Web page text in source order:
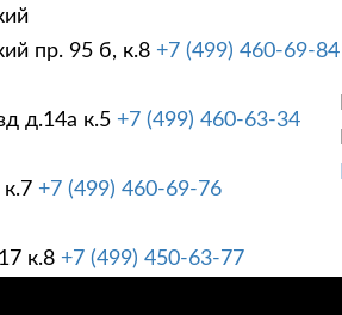
пр. 95 б, к.8 +7 (499) 460-69-84
д.14а к.5 +7 (499) 460-63-34
+7 (499) 460-69-76
к.8 +7 (499) 450-63-77